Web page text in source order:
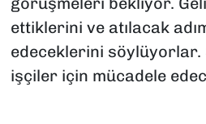
ettiklerini ve atılacak
edeceklerini söylüyorlar.
işçiler için mücadele